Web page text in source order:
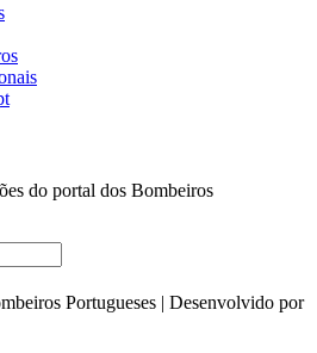
do portal dos Bombeiros
Portugueses | Desenvolvido por